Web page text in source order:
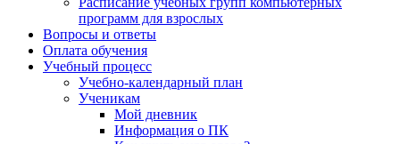
программ для взрослых
Вопросы и ответы
Оплата обучения
Учебный процесс
Учебно-календарный план
Ученикам
Мой дневник
Информация о ПК